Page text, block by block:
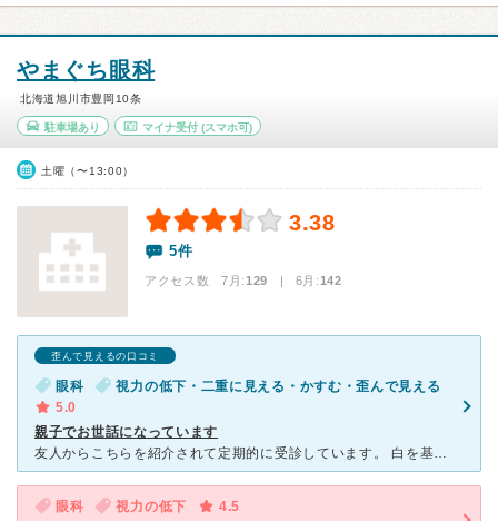
やまぐち眼科
北海道旭川市豊岡10条
駐車場あり マイナ受付(スマホ可)
土曜（〜13:00）
3.38
5件
アクセス数 7月:129 | 6月:142
歪んで見えるの口コミ
眼科
視力の低下・二重に見える・かすむ・歪んで見える
5.0
親子でお世話になっています
友人からこちらを紹介されて定期的に受診しています。 白を基調としたとてもキレイな病院です。 先生も優しく、スタッフの皆さんも笑顔で接して下さいます。 別の方が書かれているように、 私も視力
眼科 視力の低下
4.5